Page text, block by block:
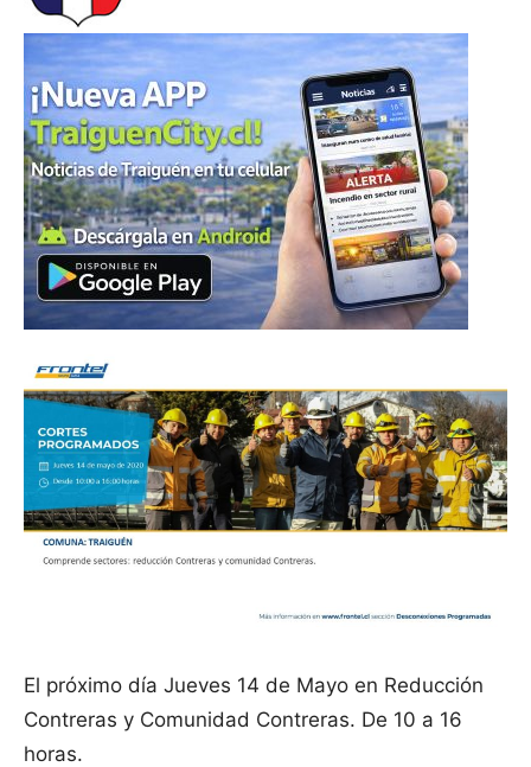
El próximo día Jueves 14 de Mayo en Reducción
Contreras y Comunidad Contreras. De 10 a 16
horas.